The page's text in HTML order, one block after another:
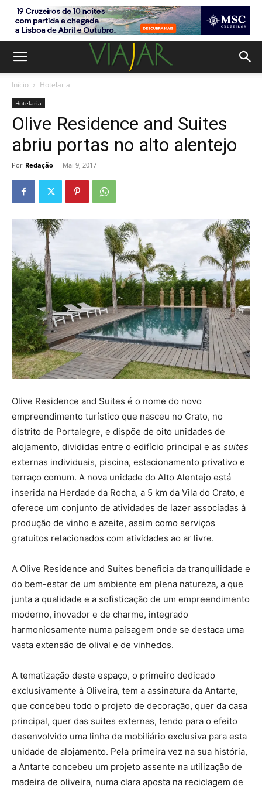
Início Hotelaria
Hotelaria
Olive Residence and Suites
abriu portas no alto alentejo
Por Redação - Mai 9, 2017
Olive Residence and Suites é o nome do novo
empreendimento turístico que nasceu no Crato, no
distrito de Portalegre, e dispõe de oito unidades de
alojamento, divididas entre o edifício principal e as suites
externas individuais, piscina, estacionamento privativo e
terraço comum. A nova unidade do Alto Alentejo está
inserida na Herdade da Rocha, a 5 km da Vila do Crato, e
oferece um conjunto de atividades de lazer associadas à
produção de vinho e azeite, assim como serviços
gratuitos relacionados com atividades ao ar livre.
A Olive Residence and Suites beneficia da tranquilidade e
do bem-estar de um ambiente em plena natureza, a que
junta a qualidade e a sofisticação de um empreendimento
moderno, inovador e de charme, integrado
harmoniosamente numa paisagem onde se destaca uma
vasta extensão de olival e de vinhedos.
A tematização deste espaço, o primeiro dedicado
exclusivamente à Oliveira, tem a assinatura da Antarte,
que concebeu todo o projeto de decoração, quer da casa
principal, quer das suites externas, tendo para o efeito
desenvolvido uma linha de mobiliário exclusiva para esta
unidade de alojamento. Pela primeira vez na sua história,
a Antarte concebeu um projeto assente na utilização de
madeira de oliveira, numa clara aposta na reciclagem de